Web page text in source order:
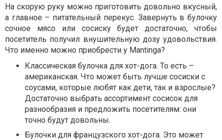
На скорую руку можно приготовить довольно вкусный,
а главное – питательный перекус. Завернуть в булочку
сочное мясо или сосиску будет достаточно, чтобы
посетитель получил внушительную дозу удовольствия.
Что именно можно приобрести у Mantinga?
Классическая булочка для хот-дога. То есть –
американская. Что может быть лучше сосиски с
соусами, которые любят как дети, так и взрослые?
Достаточно выбрать ассортимент сосисок для
разнообразия и предложить посетителям: они
точно будут довольны.
Булочки для французского хот-дога. Это может